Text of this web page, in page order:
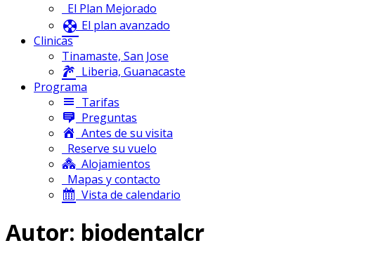
El Plan Mejorado
El plan avanzado
Clinicas
Tinamaste, San Jose
Liberia, Guanacaste
Programa
Tarifas
Preguntas
Antes de su visita
Reserve su vuelo
Alojamientos
Mapas y contacto
Vista de calendario
Autor: biodentalcr